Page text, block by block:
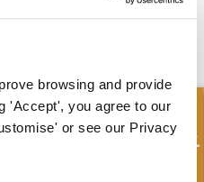
browsing and provide
'Accept', you agree to our
or see our Privacy